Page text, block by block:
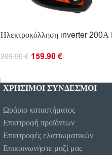
Ηλεκτροκόλληση inverter
209.90€ 159.90€
ΧΡΗΣΙΜΟΙ ΣΥΝΔΕΣΜΟΙ
Ωράριο καταστήματος
Επιστροφή προϊόντων
Επιστροφές ελαττωματικών
Επικοινωνήστε μαζί μας